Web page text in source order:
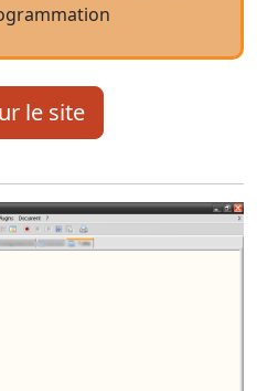
le site